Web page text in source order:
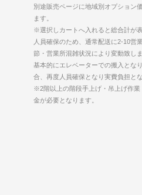
別途販売ページに地域別オプション
ます。
※選択しカートへ入れると総合計が表
人員確保のため、通常配送に2-10営
節・営業所混雑状況により変動致しま
基本的にエレベーターでの搬入とな
合、再度人員確保となり実費負担と
※2階以上の階段手上げ・吊上げ作
金が必要となります。